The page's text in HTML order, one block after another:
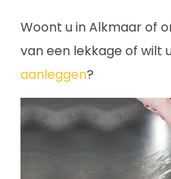
Woont u in Alkmaar of
van een lekkage of wilt
aanleggen?